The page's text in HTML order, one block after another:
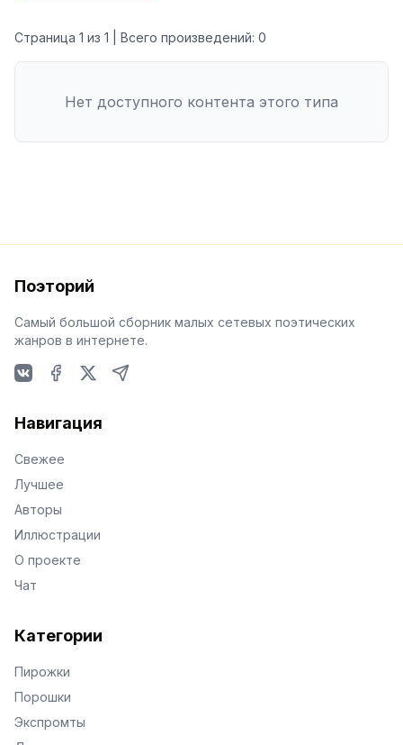
Страница 1 из 1 | Всего произведений: 0
Нет доступного контента этого типа
Поэторий
Самый большой сборник малых сетевых поэтических
жанров в интернете.
Навигация
Свежее
Лучшее
Авторы
Иллюстрации
О проекте
Чат
Категории
Пирожки
Порошки
Экспромты